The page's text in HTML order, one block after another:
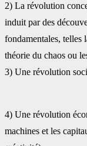
‎2) La révolution
induit par des
fondamentales, telles
‎théorie du chaos ou
‎3) Une révolution
‎4) Une révolution
machines et les